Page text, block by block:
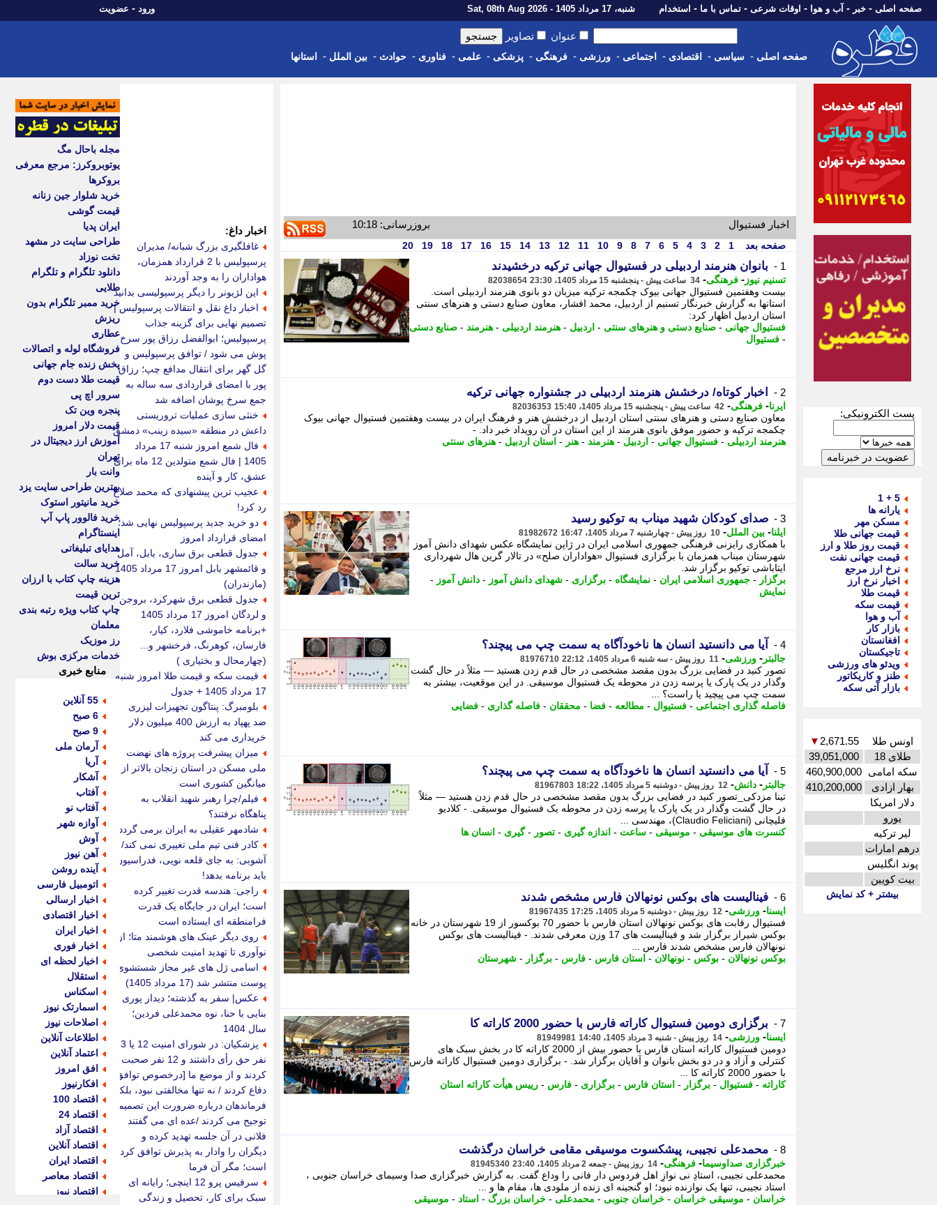
صفحه اصلی - خبر - آب و هوا - اوقات شرعی - تماس با ما - استخدام شنبه، 17 مرداد 1405 - Sat, 08th Aug 2026 ورود - عضویت
عنوان تصاویر
صفحه اصلی - سیاسی - اقتصادی - اجتماعی - ورزشی - فرهنگی - پزشکی - علمی - فناوری - حوادث - بین الملل - استانها
پست الکترونیکی:
5 + 1
یارانه ها
مسکن مهر
قیمت جهانی طلا
قیمت روز طلا و ارز
قیمت جهانی نفت
نرخ ارز مرجع
اخبار نرخ ارز
قیمت طلا
قیمت سکه
آب و هوا
بازار کار
افغانستان
تاجیکستان
ویدئو های ورزشی
طنز و کاریکاتور
بازار آتی سکه
اونس طلا 2,671.55
▼
طلای 18
39,051,000
سکه امامی 460,900,000
بهار ازادی
410,200,000
دلار امریکا
یورو
لیر ترکیه
درهم امارات
پوند انگلیس
بیت کویین
بیشتر + کد نمایش
اخبار فستیوال بروزرسانی: 10:18
صفحه بعد 1
2
3
4
5
6
7
8
9
10
11
12
13
14
15
16
17
18
19
20
1 - بانوان هنرمند اردبیلی در فستیوال جهانی ترکیه درخشیدند
تسنیم نیوز - فرهنگی- 34 ساعت پیش - پنجشنبه 15 مرداد 1405، 23:30 82038654
بیست وهفتمین فستیوال جهانی بیوک چکمجه ترکیه میزبان دو بانوی هنرمند اردبیلی است.
استانها به گزارش خبرنگار تسنیم از اردبیل، محمد افشار، معاون صنایع دستی و هنرهای سنتی
استان اردبیل اظهار کرد:
فستیوال جهانی - صنایع دستی و هنرهای سنتی - اردبیل - هنرمند اردبیلی - هنرمند - صنایع دستی
- فستیوال
2 - اخبار کوتاه/ درخشش هنرمند اردبیلی در جشنواره جهانی ترکیه
ایرنا- فرهنگی- 42 ساعت پیش - پنجشنبه 15 مرداد 1405، 15:40 82036353
معاون صنایع دستی و هنرهای سنتی استان اردبیل از درخشش هنر و فرهنگ ایران در بیست وهفتمین فستیوال جهانی بیوک
چکمجه ترکیه و حضور موفق بانوی هنرمند از این استان در آن رویداد خبر داد. -
هنرمند اردبیلی - فستیوال جهانی - اردبیل - هنرمند - هنر - استان اردبیل - هنرهای سنتی
3 - صدای کودکان شهید میناب به توکیو رسید
ایلنا- بین الملل- 10 روز پیش - چهارشنبه 7 مرداد 1405، 16:47 81982672
با همکاری رایزنی فرهنگی جمهوری اسلامی ایران در ژاپن نمایشگاه عکس شهدای دانش آموز
شهرستان میناب همزمان با برگزاری فستیوال «هواداران صلح» در تالار گرین هال شهرداری
ایتاباشی توکیو برگزار شد.
برگزار - جمهوری اسلامی ایران - نمایشگاه - برگزاری - شهدای دانش آموز - دانش آموز -
نمایش
4 - آیا می دانستید انسان ها ناخودآگاه به سمت چپ می پیچند؟
جالبتر - ورزشی- 11 روز پیش - سه شنبه 6 مرداد 1405، 22:12 81976710
تصور کنید در فضایی بزرگ بدون مقصد مشخصی در حال قدم زدن هستید — مثلاً در حال گشت
وگذار در یک پارک یا پرسه زدن در محوطه یک فستیوال موسیقی. در این موقعیت، بیشتر به
سمت چپ می پیچید یا راست؟ ...
فاصله گذاری اجتماعی - فستیوال - مطالعه - فضا - محققان - فاصله گذاری - فضایی
5 - آیا می دانستید انسان ها ناخودآگاه به سمت چپ می پیچند؟
جالبتر - دانش- 12 روز پیش - دوشنبه 5 مرداد 1405، 18:22 81967803
تینا مزدکی_تصور کنید در فضایی بزرگ بدون مقصد مشخصی در حال قدم زدن هستید — مثلاً
در حال گشت وگذار در یک پارک یا پرسه زدن در محوطه یک فستیوال موسیقی. - کلادیو
فلیچانی (Claudio Feliciani)، مهندسی ...
کنسرت های موسیقی - موسیقی - ساعت - اندازه گیری - تصور -گیری - انسان ها
6 - فینالیست های بوکس نونهالان فارس مشخص شدند
ایسنا- ورزشی- 12 روز پیش - دوشنبه 5 مرداد 1405، 17:25 81967435
فستیوال رقابت های بوکس نونهالان استان فارس با حضور 70 بوکسور از 19 شهرستان در خانه
بوکس شیراز برگزار شد و فینالیست های 17 وزن معرفی شدند. - فینالیست های بوکس
نونهالان فارس مشخص شدند فارس ...
بوکس نونهالان - بوکس - نونهالان - استان فارس - فارس - برگزار - شهرستان
7 - برگزاری دومین فستیوال کاراته فارس با حضور 2000 کاراته کا
ایسنا- ورزشی- 14 روز پیش - شنبه 3 مرداد 1405، 14:40 81949981
دومین فستیوال کاراته استان فارس با حضور بیش از 2000 کاراته کا در بخش سبک های
کنترلی و آزاد و در دو بخش بانوان و آقایان برگزار شد. - برگزاری دومین فستیوال کاراته فارس
با حضور 2000 کاراته کا ...
کاراته - فستیوال - برگزار - استان فارس - برگزاری - فارس - رییس هیأت کاراته استان
8 - محمدعلی نجیبی، پیشکسوت موسیقی مقامی خراسان درگذشت
خبرگزاری صداوسیما- فرهنگی- 14 روز پیش - جمعه 2 مرداد 1405، 23:40 81945340
محمدعلی نجیبی، استادِ نی نوازِ اهل فردوس دار فانی را وداع گفت. به گزارش خبرگزاری صدا وسیمای خراسان جنوبی ،
استاد نجیبی، تنها یک نوازنده نبود؛ او گنجینه ای زنده از ملودی ها، مقام ها و ...
خراسان - موسیقی خراسان - خراسان جنوبی - محمدعلی - خراسان بزرگ - استاد - موسیقی
اخبار داغ:
غافلگیری بزرگ شبانه/ مدیران
پرسپولیس با 2 قرارداد همزمان،
هواداران را به وجد آوردند
این لژیونر را دیگر پرسپولیسی بدانید
اخبار داغ نقل و انتقالات پرسپولیس |
تصمیم نهایی برای گزینه جذاب
پرسپولیس؛ ابوالفضل رزاق پور سرخ
پوش می شود / توافق پرسپولیس و
گل گهر برای انتقال مدافع چپ؛ رزاق
پور با امضای قراردادی سه ساله به
جمع سرخ پوشان اضافه شد
خنثی سازی عملیات تروریستی
داعش در منطقه «سیده زینب» دمشق
فال شمع امروز شنبه 17 مرداد
1405 | فال شمع متولدین 12 ماه برای
عشق، کار و آینده
عجیب ترین پیشنهادی که محمد صلاح
رد کرد!
دو خرید جدید پرسپولیس نهایی شد؛
امضای قرارداد امروز
جدول قطعی برق ساری، بابل، آمل
و قائمشهر بابل امروز 17 مرداد 1405
(مازندران)
جدول قطعی برق شهرکرد، بروجن
و لردگان امروز 17 مرداد 1405
+برنامه خاموشی فلارد، کیار،
فارسان، کوهرنگ، فرخشهر و...
(چهارمحال و بختیاری )
قیمت سکه و قیمت طلا امروز شنبه
17 مرداد 1405 + جدول
بلومبرگ: پنتاگون تجهیزات لیزری
ضد پهپاد به ارزش 400 میلیون دلار
خریداری می کند
میزان پیشرفت پروژه های نهضت
ملی مسکن در استان زنجان بالاتر از
میانگین کشوری است
فیلم/چرا رهبر شهید انقلاب به
پناهگاه نرفتند؟
شادمهر عقیلی به ایران برمی گردد؟
کادر فنی تیم ملی تغییری نمی کند/
آشوبی: به جای قلعه نویی، فدراسیون
باید برنامه بدهد!
راجی: هندسه قدرت تغییر کرده
است؛ ایران در جایگاه یک قدرت
فرامنطقه ای ایستاده است
روی دیگر عینک های هوشمند متا؛ از
نوآوری تا تهدید امنیت شخصی
اسامی ژل های غیر مجاز شستشوی
پوست منتشر شد (17 مرداد 1405)
عکس| سفر به گذشته؛ دیدار پوری
بنایی با حنا، نوه محمدعلی فردین؛
سال 1404
پزشکیان: در شورای امنیت 12 یا 13
نفر حق رأی داشتند و 12 نفر صحبت
کردند و از موضع ما [درخصوص توافق]
دفاع کردند / نه تنها مخالفتی نبود، بلکه
فرماندهان درباره ضرورت این تصمیم
توجیح می کردند /عده ای می گفتند
فلانی در آن جلسه تهدید کرده و
دیگران را وادار به پذیرش توافق کرده
است؛ مگر آن فرما
سرفیس پرو 12 اینچی؛ رایانه ای
سبک برای کار، تحصیل و زندگی
مجله باحال مگ
یوتوبروکرز: مرجع معرفی
بروکرها
خرید شلوار جین زنانه
قیمت گوشی
ایران پدیا
طراحی سایت در مشهد
تخت نوزاد
دانلود تلگرام و تلگرام
طلایی
خرید ممبر تلگرام بدون
ریزش
عطاری
فروشگاه لوله و اتصالات
پخش زنده جام جهانی
قیمت طلا دست دوم
سرور اچ پی
پنجره وین تک
قیمت دلار امروز
آموزش ارز دیجیتال در
تهران
وانت بار
بهترین طراحی سایت یزد
خرید مانیتور استوک
خرید فالوور پاپ آپ
اینستاگرام
هدایای تبلیغاتی
خرید سالت
هزینه چاپ کتاب با ارزان
ترین قیمت
چاپ کتاب ویژه رتبه بندی
معلمان
رز موزیک
خدمات مرکزی بوش
منابع خبری
55 آنلاین
6 صبح
9 صبح
آرمان ملی
آریا
آشکار
آفتاب
آفتاب نو
آوازه شهر
آوش
آهن نیوز
آینده روشن
اتومبیل فارسی
اخبار ارسالی
اخبار اقتصادی
اخبار ایران
اخبار فوری
اخبار لحظه ای
استقلال
اسکناس
اسمارتک نیوز
اصلاحات نیوز
اطلاعات آنلاین
اعتماد آنلاین
افق امروز
افکارنیوز
اقتصاد 100
اقتصاد 24
اقتصاد آزاد
اقتصاد آنلاین
اقتصاد ایران
اقتصاد معاصر
اقتصاد نیوز